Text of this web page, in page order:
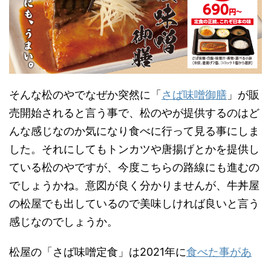
そんな松のやでなぜか突然に「 さば味噌御膳 」が販
売開始されると言う事で、松のやが提供するのはど
んな感じなのか気になり食べに行って見る事にしま
した。それにしてもトンカツや唐揚げとかを提供し
ている松のやですが、今度こちらの路線にも進むの
でしょうかね。意図が良く分かりませんが、牛丼屋
の松屋でも出しているので美味しければ良いと言う
感じなのでしょうか。
松屋の「さば味噌定食」は2021年に食べた事があ